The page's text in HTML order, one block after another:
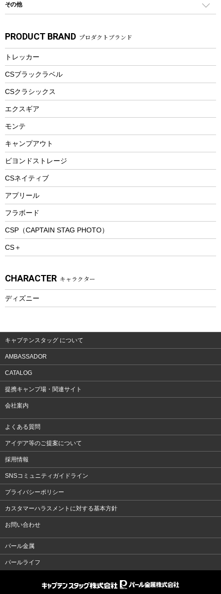
カトラリー
マグカップ、カップ
ステンレスボトル
フードボトル
トレー
ランチョンマット
ランチボックス
その他アウトドア雑貨
スプレー関係
ツール、他
パドル
ヘルメット
エアーポンプ
アクセサリー
自転車ウェア
ラッシュガード
パラソル
フローティングベスト
ヘルメット
エアーポンプ
ビーチテント
ウィンター
スノーシュー
防寒ウェア
トレッキング
トレッキングアクセサリー
プレイグッズ
ウェルネス
ウェア、タオル
ウェア
その他
湯たんぽ
防災用品
PRODUCT BRAND プロダクトブランド
トレッカー
CSブラックラベル
CSクラシックス
エクスギア
モンテ
キャンプアウト
ビヨンドストレージ
CSネイティブ
アプリール
フラボード
CSP（CAPTAIN STAG PHOTO）
CS＋
CHARACTER キャラクター
ディズニー
キャプテンスタッグ について
AMBASSADOR
CATALOG
提携キャンプ場・関連サイト
会社案内
よくある質問
アイデア等のご提案について
採用情報
SNSコミュニティガイドライン
プライバシーポリシー
カスタマーハラスメントに対する基本方針
お問い合わせ
パール金属
パールライフ